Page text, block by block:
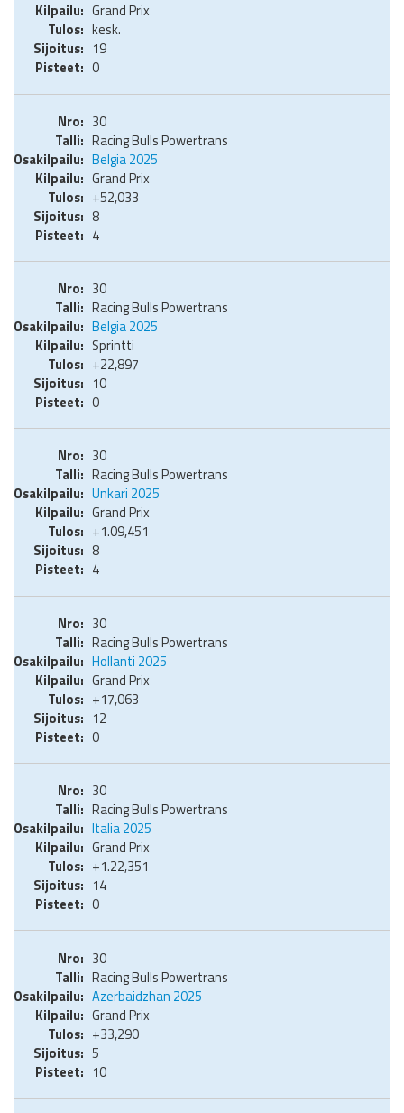
Grand Prix
kesk.
19
0
30
Racing Bulls Powertrans
Belgia 2025
Grand Prix
+52,033
8
4
30
Racing Bulls Powertrans
Belgia 2025
Sprintti
+22,897
10
0
30
Racing Bulls Powertrans
Unkari 2025
Grand Prix
+1.09,451
8
4
30
Racing Bulls Powertrans
Hollanti 2025
Grand Prix
+17,063
12
0
30
Racing Bulls Powertrans
Italia 2025
Grand Prix
+1.22,351
14
0
30
Racing Bulls Powertrans
Azerbaidzhan 2025
Grand Prix
+33,290
5
10